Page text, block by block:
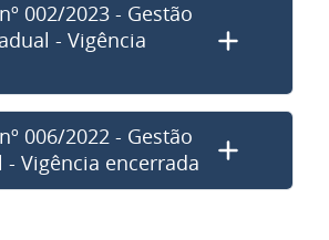
nº 002/2023 - Gestão
- Vigência
nº 006/2022 - Gestão
Vigência encerrada